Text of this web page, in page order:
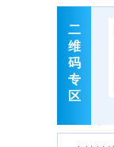
二
维
码
专
区